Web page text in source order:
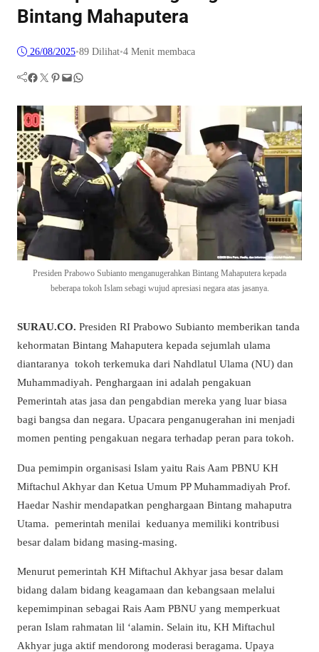
Bintang Mahaputera
26/08/2025•89 Dilihat•4 Menit membaca
Facebook Twitter Pinterest Mail WhatsApp
Presiden Prabowo Subianto menganugerahkan Bintang Mahaputera kepada
beberapa tokoh Islam sebagi wujud apresiasi negara atas jasanya.
SURAU.CO. Presiden RI Prabowo Subianto memberikan tanda
kehormatan Bintang Mahaputera kepada sejumlah ulama
diantaranya tokoh terkemuka dari Nahdlatul Ulama (NU) dan
Muhammadiyah. Penghargaan ini adalah pengakuan
Pemerintah atas jasa dan pengabdian mereka yang luar biasa
bagi bangsa dan negara. Upacara penganugerahan ini menjadi
momen penting pengakuan negara terhadap peran para tokoh.
Dua pemimpin organisasi Islam yaitu Rais Aam PBNU KH
Miftachul Akhyar dan Ketua Umum PP Muhammadiyah Prof.
Haedar Nashir mendapatkan penghargaan Bintang mahaputra
Utama. pemerintah menilai keduanya memiliki kontribusi
besar dalam bidang masing-masing.
Menurut pemerintah KH Miftachul Akhyar jasa besar dalam
bidang dalam bidang keagamaan dan kebangsaan melalui
kepemimpinan sebagai Rais Aam PBNU yang memperkuat
peran Islam rahmatan lil ‘alamin. Selain itu, KH Miftachul
Akhyar juga aktif mendorong moderasi beragama. Upaya